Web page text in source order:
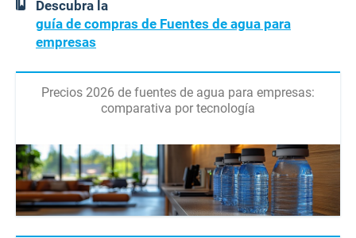
Descubra la
guía de compras de Fuentes de agua para
empresas
Precios 2026 de fuentes de agua para empresas:
comparativa por tecnología